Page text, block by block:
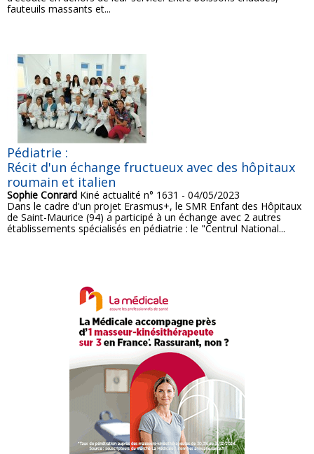
fauteuils massants et...
Pédiatrie :
Récit d'un échange fructueux avec des hôpitaux
roumain et italien
Sophie Conrard Kiné actualité n° 1631 - 04/05/2023
Dans le cadre d'un projet Erasmus+, le SMR Enfant des Hôpitaux
de Saint-Maurice (94) a participé à un échange avec 2 autres
établissements spécialisés en pédiatrie : le "Centrul National...